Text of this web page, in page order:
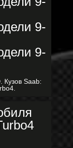
Кузов Saab: